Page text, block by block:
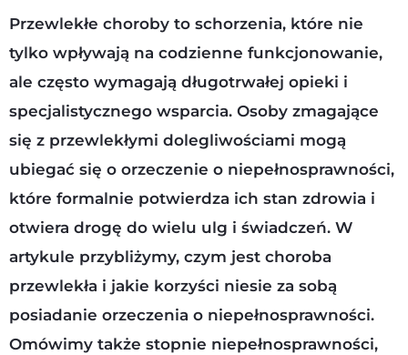
Przewlekłe choroby to schorzenia, które nie
tylko wpływają na codzienne funkcjonowanie,
ale często wymagają długotrwałej opieki i
specjalistycznego wsparcia. Osoby zmagające
się z przewlekłymi dolegliwościami mogą
ubiegać się o orzeczenie o niepełnosprawności,
które formalnie potwierdza ich stan zdrowia i
otwiera drogę do wielu ulg i świadczeń. W
artykule przybliżymy, czym jest choroba
przewlekła i jakie korzyści niesie za sobą
posiadanie orzeczenia o niepełnosprawności.
Omówimy także stopnie niepełnosprawności,